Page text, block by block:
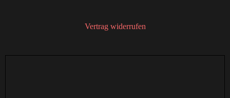
Vertrag widerrufen